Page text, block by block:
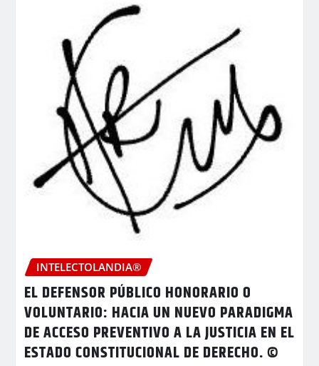
INTELECTOLANDIA®
EL DEFENSOR PÚBLICO HONORARIO O
VOLUNTARIO: HACIA UN NUEVO PARADIGMA
DE ACCESO PREVENTIVO A LA JUSTICIA EN EL
ESTADO CONSTITUCIONAL DE DERECHO. ©